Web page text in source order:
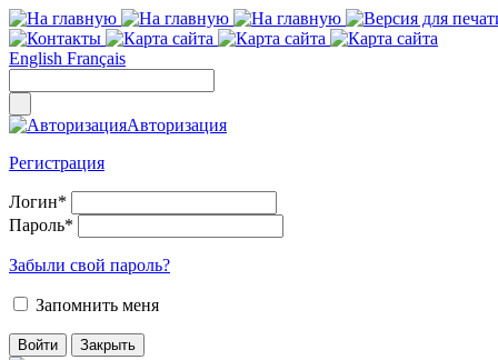
English Français
Авторизация
Регистрация
Логин*
Пароль*
Забыли свой пароль?
Запомнить меня